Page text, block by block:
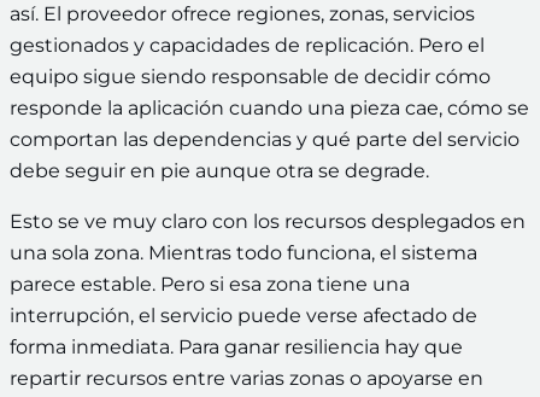
así. El proveedor ofrece regiones, zonas, servicios
gestionados y capacidades de replicación. Pero el
equipo sigue siendo responsable de decidir cómo
responde la aplicación cuando una pieza cae, cómo se
comportan las dependencias y qué parte del servicio
debe seguir en pie aunque otra se degrade.
Esto se ve muy claro con los recursos desplegados en
una sola zona. Mientras todo funciona, el sistema
parece estable. Pero si esa zona tiene una
interrupción, el servicio puede verse afectado de
forma inmediata. Para ganar resiliencia hay que
repartir recursos entre varias zonas o apoyarse en